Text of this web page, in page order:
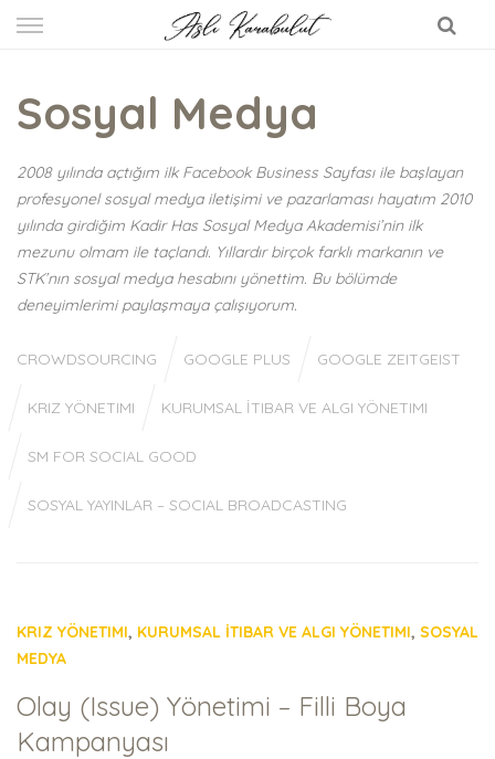
to
Sosyal Medya
2008 yılında açtığım ilk Facebook Business Sayfası ile başlayan
profesyonel sosyal medya iletişimi ve pazarlaması hayatım 2010
yılında girdiğim Kadir Has Sosyal Medya Akademisi’nin ilk
mezunu olmam ile taçlandı. Yıllardır birçok farklı markanın ve
STK’nın sosyal medya hesabını yönettim. Bu bölümde
deneyimlerimi paylaşmaya çalışıyorum.
CROWDSOURCING GOOGLE PLUS GOOGLE ZEITGEIST
KRIZ YÖNETIMI KURUMSAL İTIBAR VE ALGI YÖNETIMI
SM FOR SOCIAL GOOD
SOSYAL YAYINLAR – SOCIAL BROADCASTING
KRIZ YÖNETIMI, KURUMSAL İTIBAR VE ALGI YÖNETIMI, SOSYAL
MEDYA
Olay (Issue) Yönetimi – Filli Boya
Kampanyası